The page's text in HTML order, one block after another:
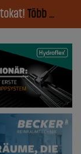
Több ...